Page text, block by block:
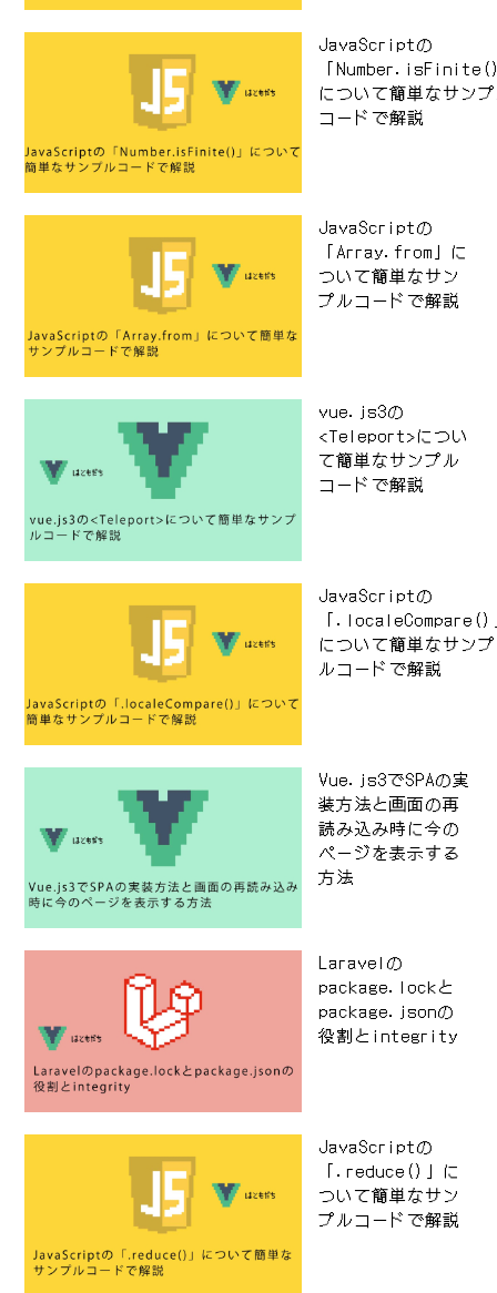
JavaScriptの
「
について簡単なサン
コードで解説
JavaScriptの
「Array.from」に
ついて簡単なサン
プルコードで解説
vue.js3の
<Teleport>につい
て簡単なサンプル
コードで解説
JavaScriptの
「.localeCompare()
について簡単なサンプ
ルコードで解説
Vue.js3でSPAの実
装方法と画面の再
読み込み時に今の
ページを表示する
方法
Laravelの
package.lockと
package.jsonの
役割とintegrity
JavaScriptの
「.reduce()」に
ついて簡単なサン
プルコードで解説